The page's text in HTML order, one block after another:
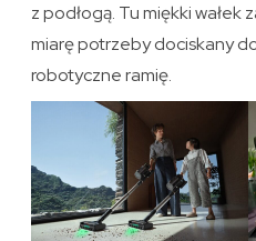
z podłogą. Tu miękki wałek
miarę potrzeby dociskany
robotyczne ramię.